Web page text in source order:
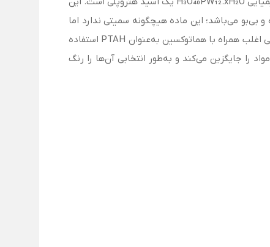
می‌باشد؛ این ماده هیچگونه سمیتی ندارد اما
می‌تواند به عنوان یک محرک اسیدی خفیف عمل کند. از این اسید در بافت شناسی به‌عنوان یک جز برای مولفه‌های رنگ‌آمیزی سلولی اغلب همراه با هماتوکسین به‌عنوان PTAH استفاده
را جایگزین می‌کند و به‌طور انتخابی آن‌ها را رنگ